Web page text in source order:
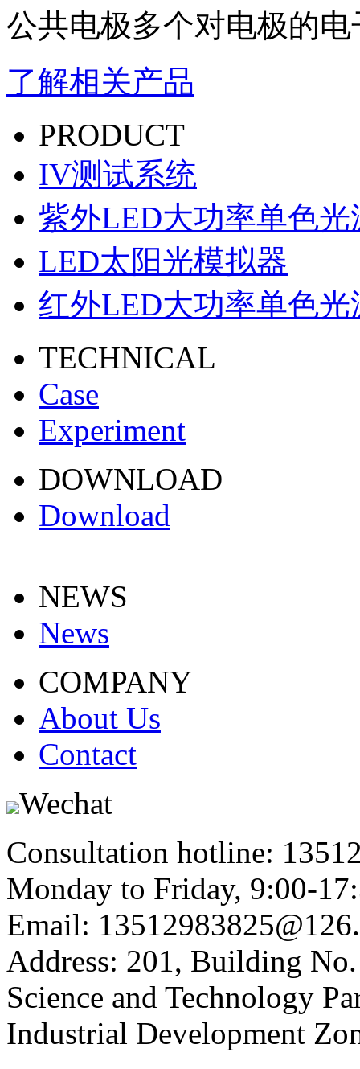
公共电极多个对电极的
了解相关产品
PRODUCT
IV测试系统
紫外LED大功率单色光
LED太阳光模拟器
红外LED大功率单色光
TECHNICAL
Case
Experiment
DOWNLOAD
Download
NEWS
News
COMPANY
About Us
Contact
Wechat
Consultation hotline:
Monday to Friday, 9:00-
Email:
Address: 201, Building
Science and Technology
Industrial Development